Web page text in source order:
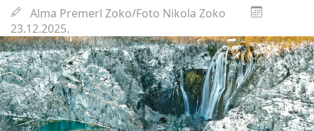
Alma Premerl Zoko/Foto Nikola Zoko
23.12.2025.